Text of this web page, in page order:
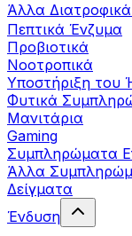
Άλλα
Πεπτικά Ένζυμα
Προβιοτικά
Νοοτροπικά
Υποστήριξη του
Φυτικά
Μανιτάρια
Gaming
Συμπληρώματα
Άλλα
Δείγματα
Ένδυση